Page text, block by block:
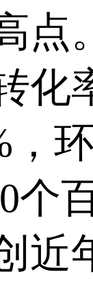
点
化
，
个
近